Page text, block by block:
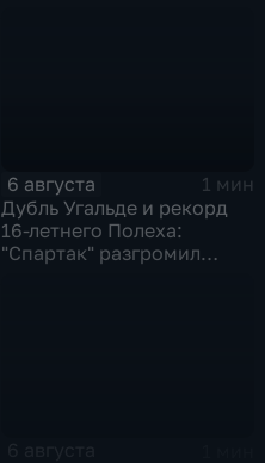
6 августа
1 мин
Дубль Угальде и рекорд
16-летнего Полеха:
"Спартак" разгромил